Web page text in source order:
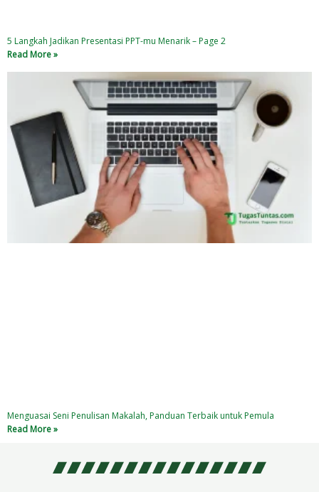
5 Langkah Jadikan Presentasi PPT-mu Menarik – Page 2
Read More »
Menguasai Seni Penulisan Makalah, Panduan Terbaik untuk Pemula
Read More »